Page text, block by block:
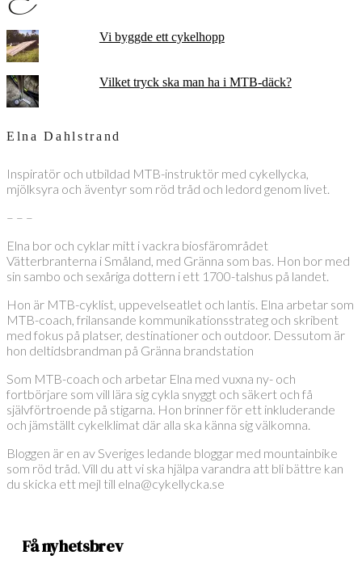
Vi byggde ett cykelhopp
Vilket tryck ska man ha i MTB-däck?
Elna Dahlstrand
Inspiratör och utbildad MTB-instruktör med cykellycka,
mjölksyra och äventyr som röd tråd och ledord genom livet.
– – –
Elna bor och cyklar mitt i vackra biosfärområdet
Vätterbranterna i Småland, med Gränna som bas. Hon bor med
sin sambo och sexåriga dottern i ett 1700-talshus på landet.
Hon är MTB-cyklist, uppevelseatlet och lantis. Elna arbetar som
MTB-coach, frilansande kommunikationsstrateg och skribent
med fokus på platser, destinationer och outdoor. Dessutom är
hon deltidsbrandman på Gränna brandstation
Som MTB-coach och arbetar Elna med vuxna ny- och
fortbörjare som vill lära sig cykla snyggt och säkert och få
självförtroende på stigarna. Hon brinner för ett inkluderande
och jämställt cykelklimat där alla ska känna sig välkomna.
Bloggen är en av Sveriges ledande bloggar med mountainbike
som röd tråd. Vill du att vi ska hjälpa varandra att bli bättre kan
du skicka ett mejl till elna@cykellycka.se
Få nyhetsbrev